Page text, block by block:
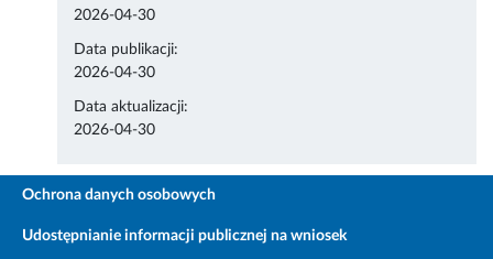
2026-04-30
Data publikacji:
2026-04-30
Data aktualizacji:
2026-04-30
Ochrona danych osobowych
Udostępnianie informacji publicznej na wniosek